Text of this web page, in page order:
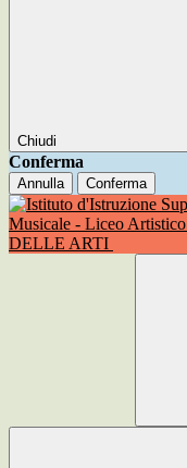
Chiudi
Conferma
Annulla Conferma
Musicale - Liceo Artistico
DELLE ARTI